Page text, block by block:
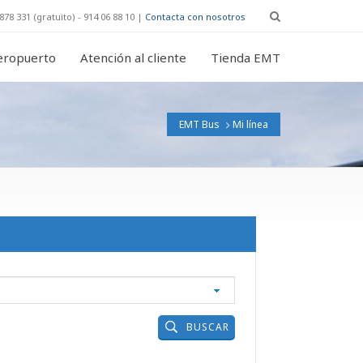
331 (gratuito) - 914 06 88 10 | Contacta con nosotros
Atención al cliente Tienda EMT
EMT Bus Mi línea
BUSCAR